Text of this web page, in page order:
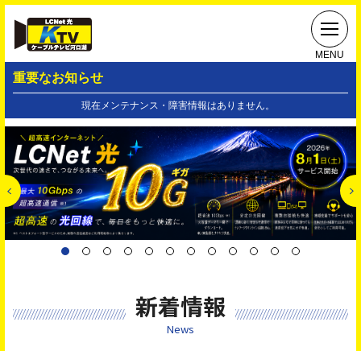
MENU
重要なお知らせ
現在メンテナンス・障害情報はありません。
新着情報
News